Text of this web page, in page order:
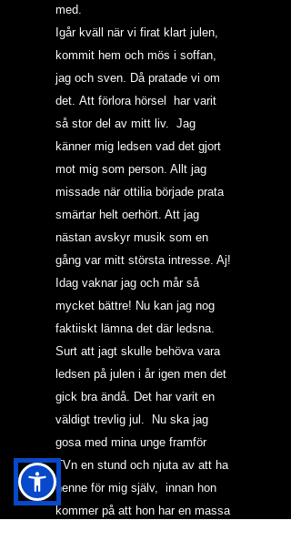
med.
Igår kväll när vi firat klart julen,
kommit hem och mös i soffan,
jag och sven. Då pratade vi om
det. Att förlora hörsel  har varit
så stor del av mitt liv.  Jag
känner mig ledsen vad det gjort
mot mig som person. Allt jag
missade när ottilia började prata
smärtar helt oerhört. Att jag
nästan avskyr musik som en
gång var mitt största intresse. Aj!
Idag vaknar jag och mår så
mycket bättre! Nu kan jag nog
faktiiskt lämna det där ledsna.
Surt att jagt skulle behöva vara
ledsen på julen i år igen men det
gick bra ändå. Det har varit en
väldigt trevlig jul.  Nu ska jag
gosa med mina unge framför
TVn en stund och njuta av att ha
henne för mig själv,  innan hon
kommer på att hon har en massa